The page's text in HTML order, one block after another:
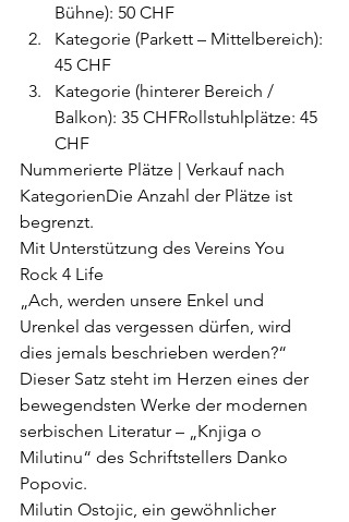
Bühne): 50 CHF
Kategorie (Parkett – Mittelbereich):
45 CHF
Kategorie (hinterer Bereich /
Balkon): 35 CHFRollstuhlplätze: 45
CHF
Nummerierte Plätze | Verkauf nach
KategorienDie Anzahl der Plätze ist
begrenzt.
Mit Unterstützung des Vereins You
Rock 4 Life
„Ach, werden unsere Enkel und
Urenkel das vergessen dürfen, wird
dies jemals beschrieben werden?“
Dieser Satz steht im Herzen eines der
bewegendsten Werke der modernen
serbischen Literatur – „Knjiga o
Milutinu“ des Schriftstellers Danko
Popovic.
Milutin Ostojic, ein gewöhnlicher